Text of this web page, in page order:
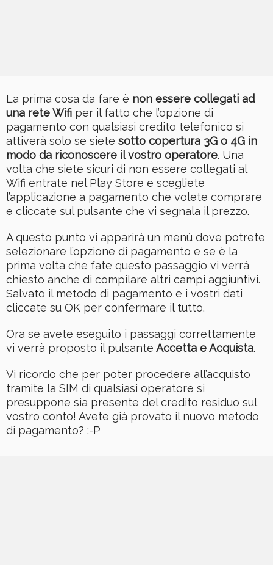
La prima cosa da fare è non essere collegati ad
una rete Wifi per il fatto che l’opzione di
pagamento con qualsiasi credito telefonico si
attiverà solo se siete sotto copertura 3G o 4G in
modo da riconoscere il vostro operatore. Una
volta che siete sicuri di non essere collegati al
Wifi entrate nel Play Store e scegliete
l’applicazione a pagamento che volete comprare
e cliccate sul pulsante che vi segnala il prezzo.
A questo punto vi apparirà un menù dove potrete
selezionare l’opzione di pagamento e se è la
prima volta che fate questo passaggio vi verrà
chiesto anche di compilare altri campi aggiuntivi.
Salvato il metodo di pagamento e i vostri dati
cliccate su OK per confermare il tutto.
Ora se avete eseguito i passaggi correttamente
vi verrà proposto il pulsante Accetta e Acquista.
Vi ricordo che per poter procedere all’acquisto
tramite la SIM di qualsiasi operatore si
presuppone sia presente del credito residuo sul
vostro conto! Avete già provato il nuovo metodo
di pagamento? :-P